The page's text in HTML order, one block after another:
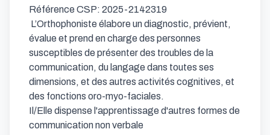
Référence CSP: 2025-2142319
évalue et prend en charge des personnes
susceptibles de présenter des troubles de la
communication, du langage dans toutes ses
dimensions, et des autres activités cognitives, et
des fonctions oro-myo-faciales.
Il/Elle dispense l'apprentissage d'autres formes de
communication non verbale